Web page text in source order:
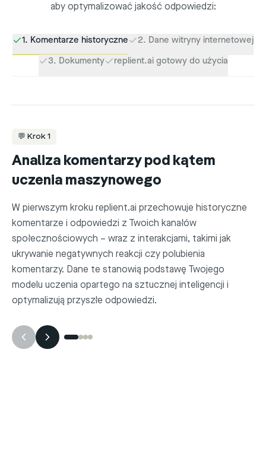
aby optymalizować jakość odpowiedzi:
1. Komentarze historyczne
2. Dane witryny internetowej
3. Dokumenty
replient.ai gotowy do użycia
Wo kann ich das bestellen? 😍
☝🏼 Buying Interest
vor 2 Std.Antworten
deine Marke· deine Antwort von damals
So gerne! 🙌 Hier direkt im Shop:
replient.ai/shop
In deiner Markenstimme gelernt
Markenstimme · Lernmodell wird trainiert 97 %
💬 Krok 1
Analiza komentarzy pod kątem
uczenia maszynowego
W pierwszym kroku replient.ai przechowuje historyczne
komentarze i odpowiedzi z Twoich kanałów
społecznościowych – wraz z interakcjami, takimi jak
ukrywanie negatywnych reakcji czy polubienia
komentarzy. Dane te stanowią podstawę Twojego
modelu uczenia opartego na sztucznej inteligencji i
optymalizują przyszłe odpowiedzi.